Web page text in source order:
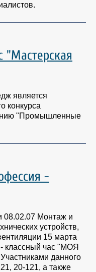
"Мастерская
является
конкурса
"Промышленные
-
08.02.07 Монтаж и
устройств,
15 марта
классный час "МОЯ
данного
20-121, а также